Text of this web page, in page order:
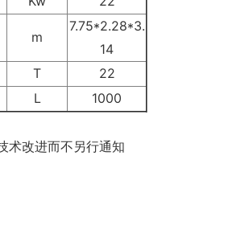
m
7.75*2.28*3.
14
T
22
L 1000
术改进而不另行通知